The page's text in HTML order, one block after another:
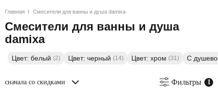
Главная Смесители для ванны и душа damixa
Смесители для ванны и душа
damixa
Цвет: белый (2) Цвет: черный (14) Цвет: хром (31) С
сначала со скидками Фильтры